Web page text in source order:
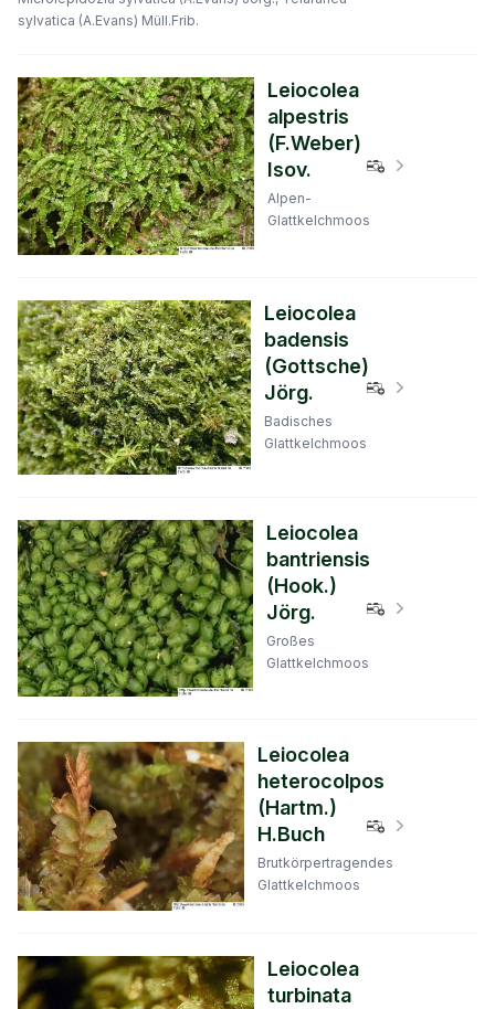
sylvatica (A.Evans) Müll.Frib.
Leiocolea
alpestris
(F.Weber)
Isov.
Alpen-
Glattkelchmoos
Leiocolea
badensis
(Gottsche)
Jörg.
Badisches
Glattkelchmoos
Leiocolea
bantriensis
(Hook.)
Jörg.
Großes
Glattkelchmoos
Leiocolea
heterocolpos
(Hartm.)
H.Buch
Brutkörpertragendes
Glattkelchmoos
Leiocolea
turbinata